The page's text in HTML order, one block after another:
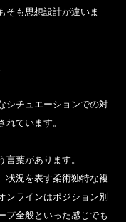
そも思想設計が違いま
シチュエーションでの対
ています。
葉があります。
状況を表す柔術独特な複
ンラインはポジション別
プ全般といった感じでも